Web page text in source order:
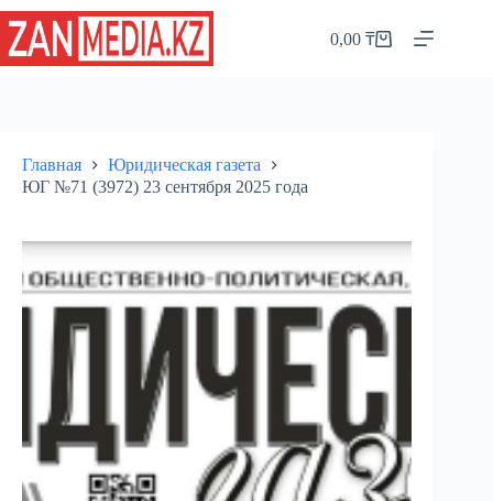
Перейти
сути
Корзина
0,00₸
Главная
Юридическая газета
ЮГ №71 (3972) 23 сентября 2025 года